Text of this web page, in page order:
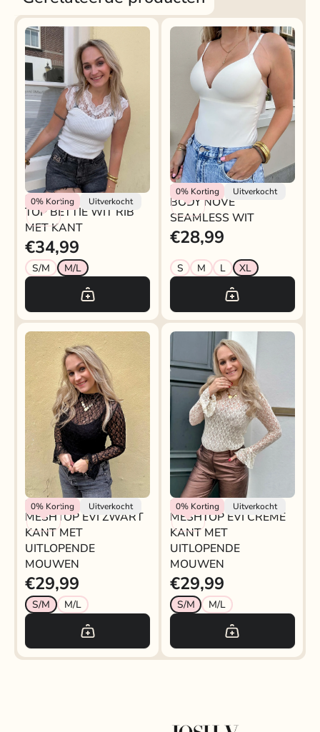
0% Korting Uitverkocht
Rokjeklokje
TOP BETTIE WIT RIB
MET KANT
€34,99
S/M M/L
0%Korting Uitverkocht
Rokjeklokje
BODY NOVÉ
SEAMLESS WIT
€28,99
S M L XL
0% Korting Uitverkocht
Rokjeklokje
MESHTOP EVI ZWART
KANT MET
UITLOPENDE
MOUWEN
€29,99
S/M M/L
0%Korting Uitverkocht
Rokjeklokje
MESHTOP EVI CREME
KANT MET
UITLOPENDE
MOUWEN
€29,99
S/M M/L